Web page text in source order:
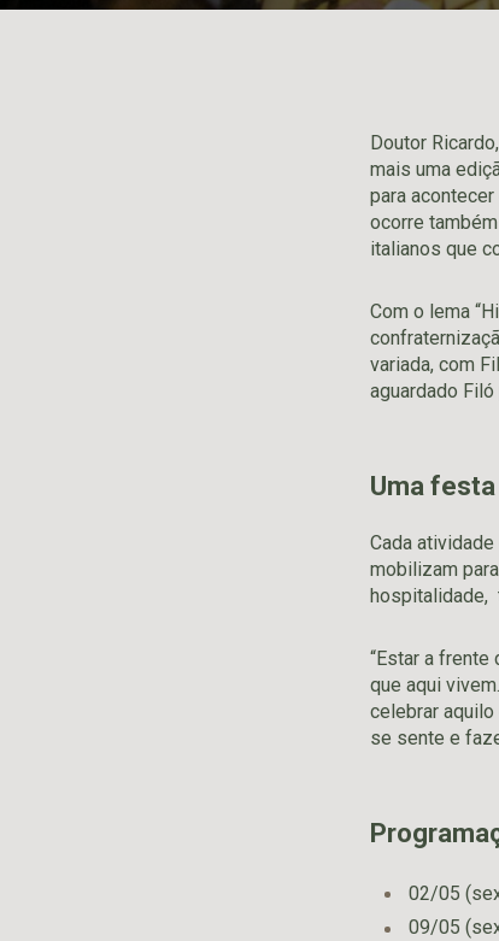
Doutor
mais uma
para
ocorre
italianos que
Com o lema
variada, com
aguardado
Uma
Cada
mobilizam
hospitalidade,
“Estar a
que aqui
celebrar
se sente e
02/05
09/05